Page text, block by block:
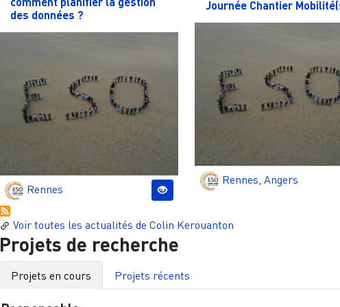
des données ?
Rennes
Journée Chantier
Rennes, Angers
Voir toutes les actualités de Colin Kerouanton
Projets de recherche
Projets en cours Projets récents